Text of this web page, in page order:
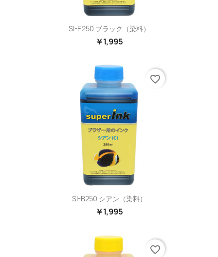
SI-E250 ブラック（染料）
￥1,995
SI-B250 シアン（染料）
￥1,995
favorite_border
favorite_border